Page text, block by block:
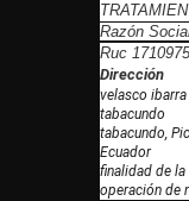
Razón
Ruc
Dirección
velasco
tabacundo
tabacundo,
Ecuador
finalidad de
operación de